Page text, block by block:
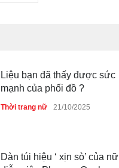
Liệu bạn đã thấy được sức
mạnh của phối đồ ?
Thời trang nữ 21/10/2025
Dàn túi hiệu ‘ xịn sò’ của nữ